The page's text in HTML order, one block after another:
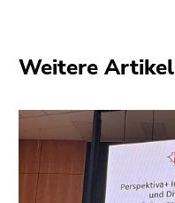
Weitere Artikel